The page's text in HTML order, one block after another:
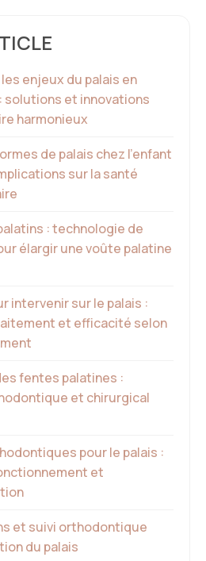
enjeux du palais en
solutions et innovations
harmonieux
de palais chez l’enfant
sur la santé
: technologie de
élargir une voûte palatine
intervenir sur le palais :
et efficacité selon
fentes palatines :
et chirurgical
pour le palais :
et
et suivi orthodontique
du palais